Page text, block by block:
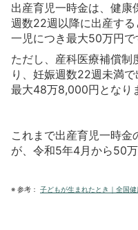
出産育児一時金は、健康
週数22週以降に出産する
一児につき最大50万円で
ただし、産科医療補償制
り、妊娠週数22週未満
最大48万8,000円となり
これまで出産育児一時
が、令和5年4月から50
※ 参考： 子どもが生まれたとき｜全国